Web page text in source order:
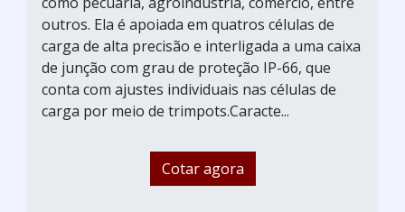
outros. Ela é apoiada em quatros células de
carga de alta precisão e interligada a uma caixa
de junção com grau de proteção IP-66, que
conta com ajustes individuais nas células de
carga por meio de trimpots.Caracte...
Cotar agora